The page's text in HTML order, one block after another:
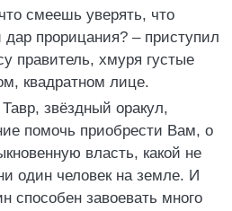
смеешь уверять, что
прорицания? – приступил
правитель, хмуря густые
квадратном лице.
звёздный оракул,
помочь приобрести Вам, о
власть, какой не
один человек на земле. И
способен завоевать много